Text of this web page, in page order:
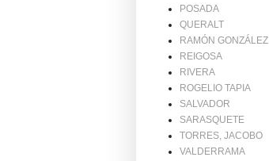
POSADA
QUERALT
RAMÓN GONZÁLEZ
REIGOSA
RIVERA
ROGELIO TAPIA
SALVADOR
SARASQUETE
TORRES, JACOBO
VALDERRAMA